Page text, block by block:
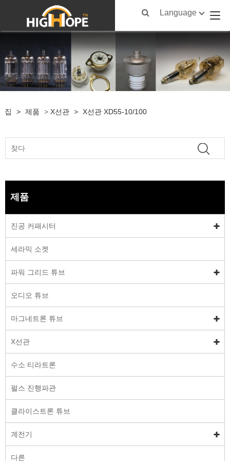
Language
집 > 제품 > X선관 > X선관 XD55-10/100
제품
진공 커패시터
세라믹 소켓
파워 그리드 튜브
오디오 튜브
마그네트론 튜브
X선관
수소 티라트론
펄스 진행파관
클라이스트론 튜브
계전기
다른